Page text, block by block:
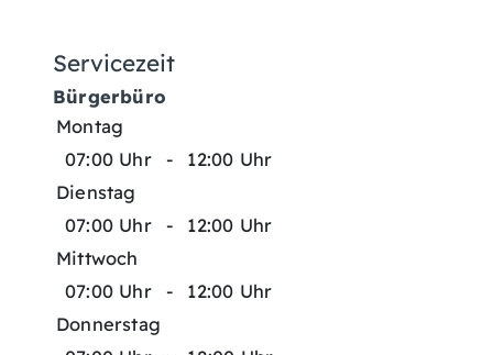
Servicezeit
Bürgerbüro
Montag
07:00 Uhr
-
12:00 Uhr
Dienstag
07:00 Uhr
-
12:00 Uhr
Mittwoch
07:00 Uhr
-
12:00 Uhr
Donnerstag